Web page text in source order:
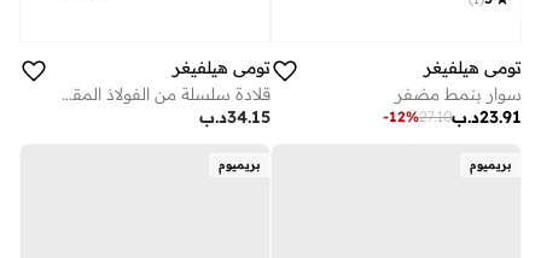
تومي هيلفيغر
سوار بنمط مضفر
د.ب23.91
27.10
-12%
تومي هيلفيغر
قلادة سلسلة من الفولاذ المقاوم للصدأ
د.ب34.15
بريميوم بريميوم